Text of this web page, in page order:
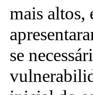
mais
se